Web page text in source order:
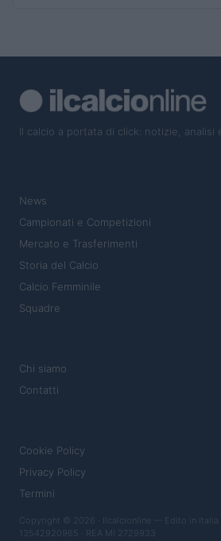
Il calcio a portata di click: notizie, analisi
News
Campionati e Competizioni
Mercato e Trasferimenti
Storia del Calcio
Calcio Femminile
Squadre
Chi siamo
Contatti
Cookie Policy
Privacy Policy
Termini
Copyright © 2026 · Ilcalcionline — Edito in Italia
13542920965 · REA MI 2729933